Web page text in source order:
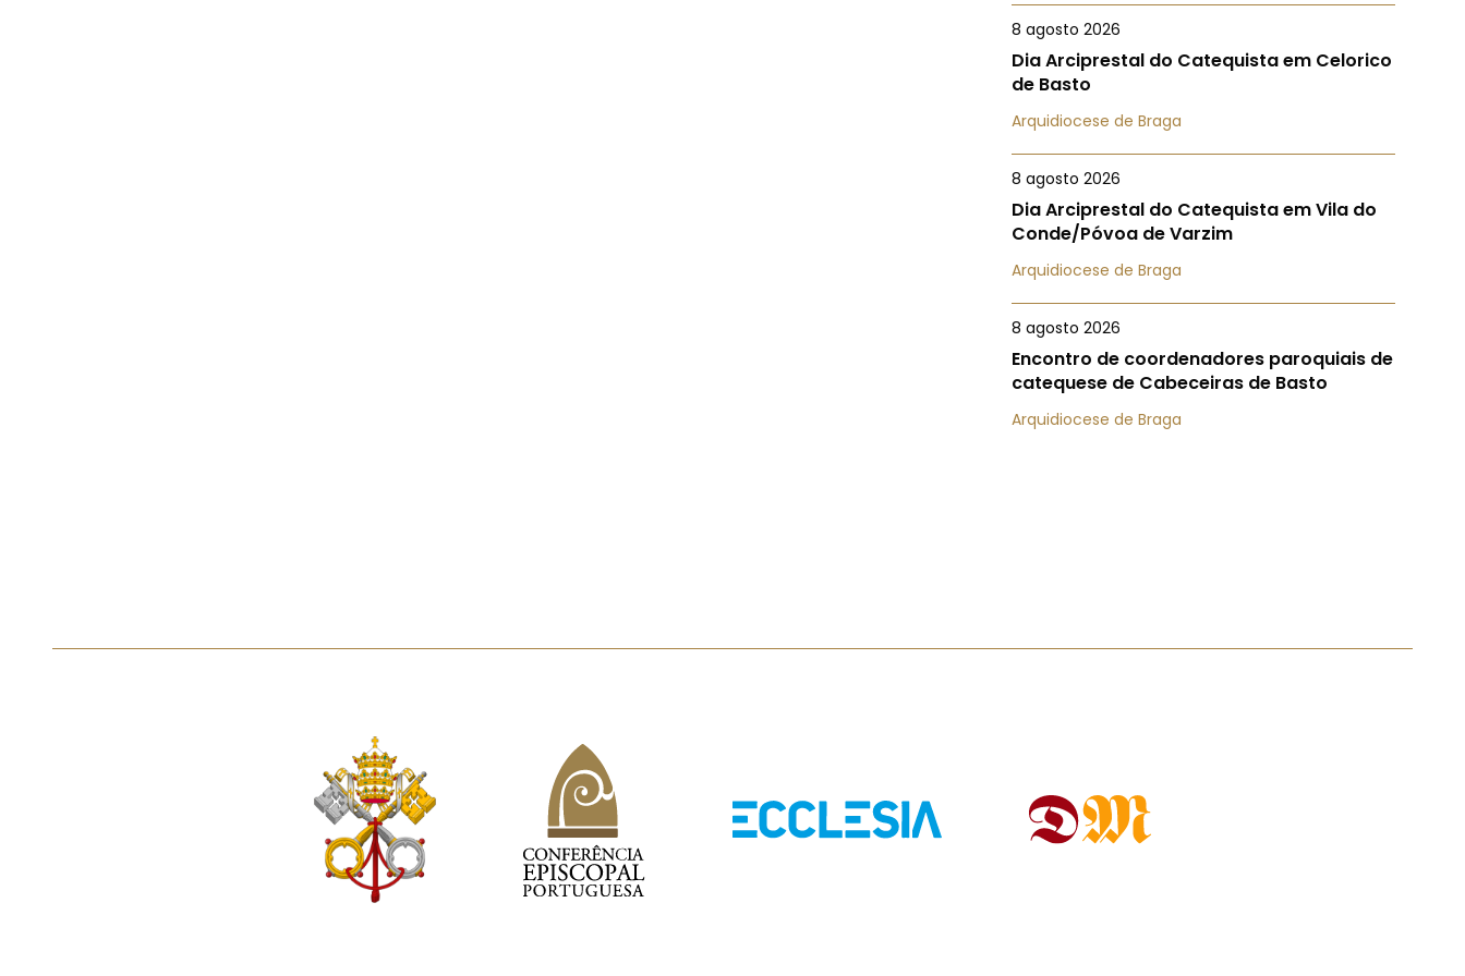
8 agosto 2026
Dia Arciprestal do Catequista em Celorico
de Basto
Arquidiocese de Braga
8 agosto 2026
Dia Arciprestal do Catequista em Vila do
Conde/Póvoa de Varzim
Arquidiocese de Braga
8 agosto 2026
Encontro de coordenadores paroquiais de
catequese de Cabeceiras de Basto
Arquidiocese de Braga